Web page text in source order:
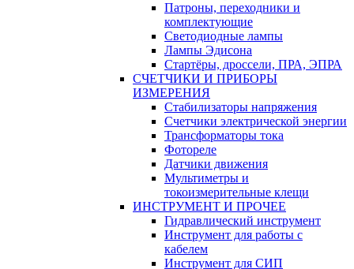
Патроны, переходники и
комплектующие
Светодиодные лампы
Лампы Эдисона
Стартёры, дроссели, ПРА, ЭПРА
СЧЕТЧИКИ И ПРИБОРЫ
ИЗМЕРЕНИЯ
Стабилизаторы напряжения
Счетчики электрической энергии
Трансформаторы тока
Фотореле
Датчики движения
Мультиметры и
токоизмерительные клещи
ИНСТРУМЕНТ И ПРОЧЕЕ
Гидравлический инструмент
Инструмент для работы с
кабелем
Инструмент для СИП